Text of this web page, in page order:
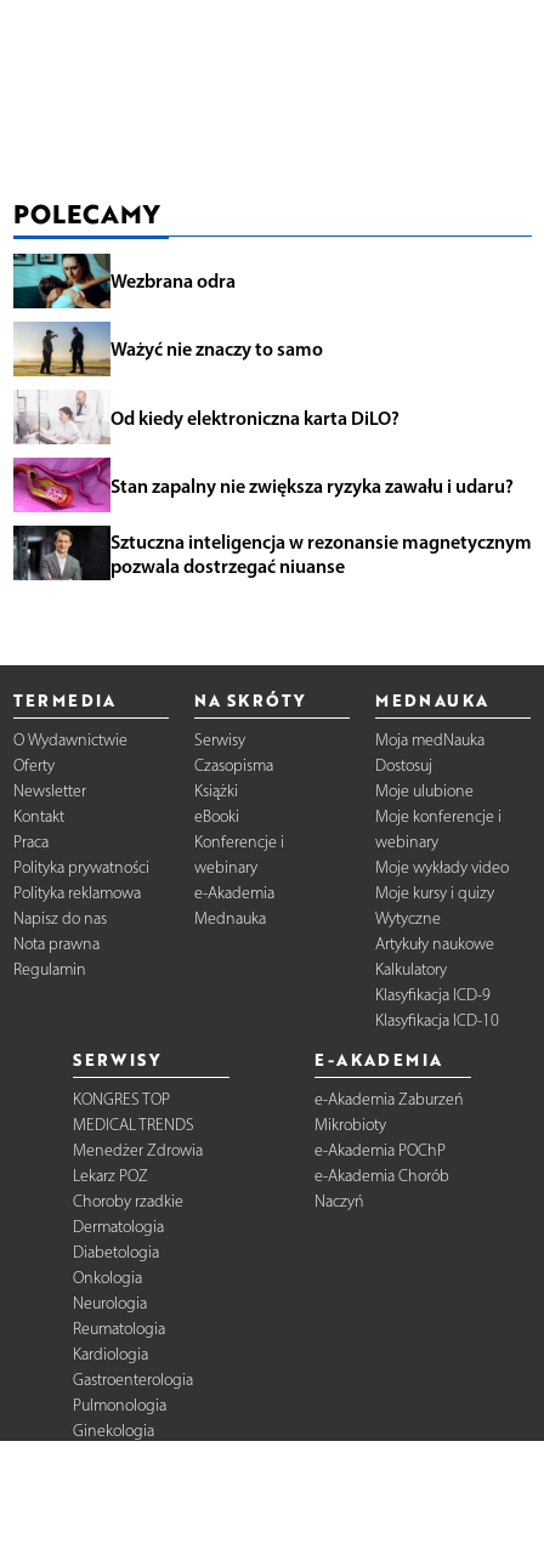
POLECAMY
Wezbrana odra
Ważyć nie znaczy to samo
Od kiedy elektroniczna karta DiLO?
Stan zapalny nie zwiększa ryzyka zawału i udaru?
Sztuczna inteligencja w rezonansie magnetycznym
pozwala dostrzegać niuanse
TERMEDIA
O Wydawnictwie
Oferty
Newsletter
Kontakt
Praca
Polityka prywatności
Polityka reklamowa
Napisz do nas
Nota prawna
Regulamin
NA SKRÓTY
Serwisy
Czasopisma
Książki
eBooki
Konferencje i
webinary
e-Akademia
Mednauka
MEDNAUKA
Moja medNauka
Dostosuj
Moje ulubione
Moje konferencje i
webinary
Moje wykłady video
Moje kursy i quizy
Wytyczne
Artykuły naukowe
Kalkulatory
Klasyfikacja ICD-9
Klasyfikacja ICD-10
SERWISY
KONGRES TOP
MEDICAL TRENDS
Menedżer Zdrowia
Lekarz POZ
Choroby rzadkie
Dermatologia
Diabetologia
Onkologia
Neurologia
Reumatologia
Kardiologia
Gastroenterologia
Pulmonologia
Ginekologia
E-AKADEMIA
e-Akademia Zaburzeń
Mikrobioty
e-Akademia POChP
e-Akademia Chorób
Naczyń